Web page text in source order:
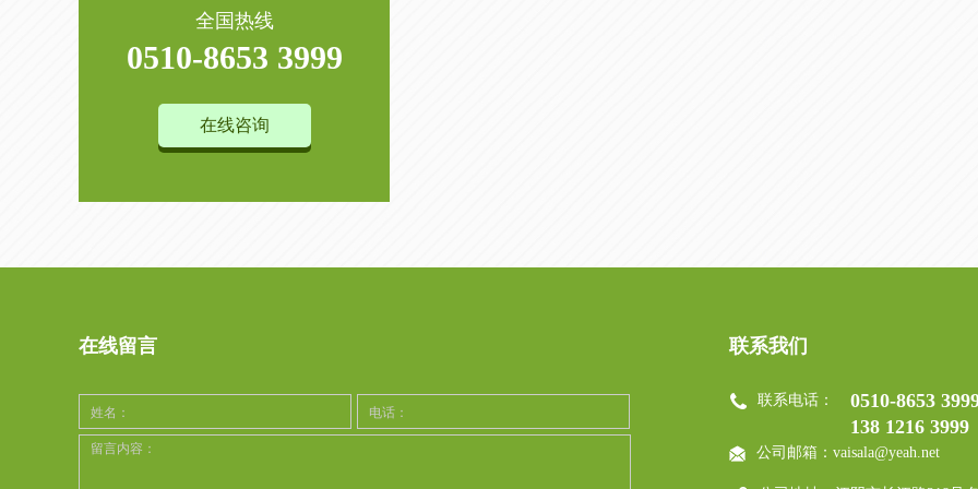
全国热线
0510-8653 3999
在线咨询
在线留言
姓名： 电话：
留言内容：
联系我们
联系电话：
0510-8653
138 1216 3999
公司邮箱：vaisala@yeah.net